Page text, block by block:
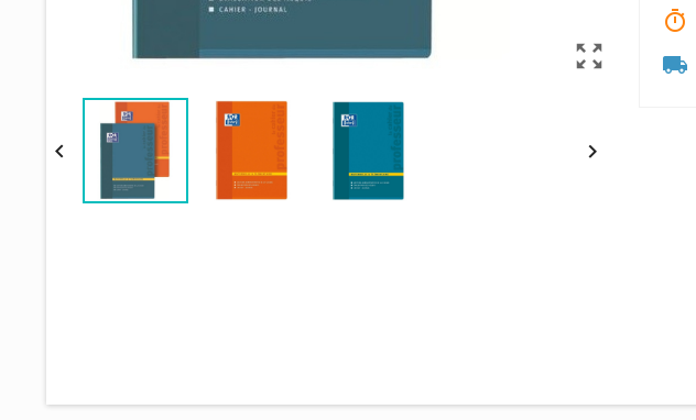
zoom_out_map
 
timer
local_shipping